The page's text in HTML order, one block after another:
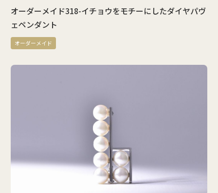
オーダーメイド318-イチョウをモチーにしたダイヤパヴ
ェペンダント
オーダーメイド